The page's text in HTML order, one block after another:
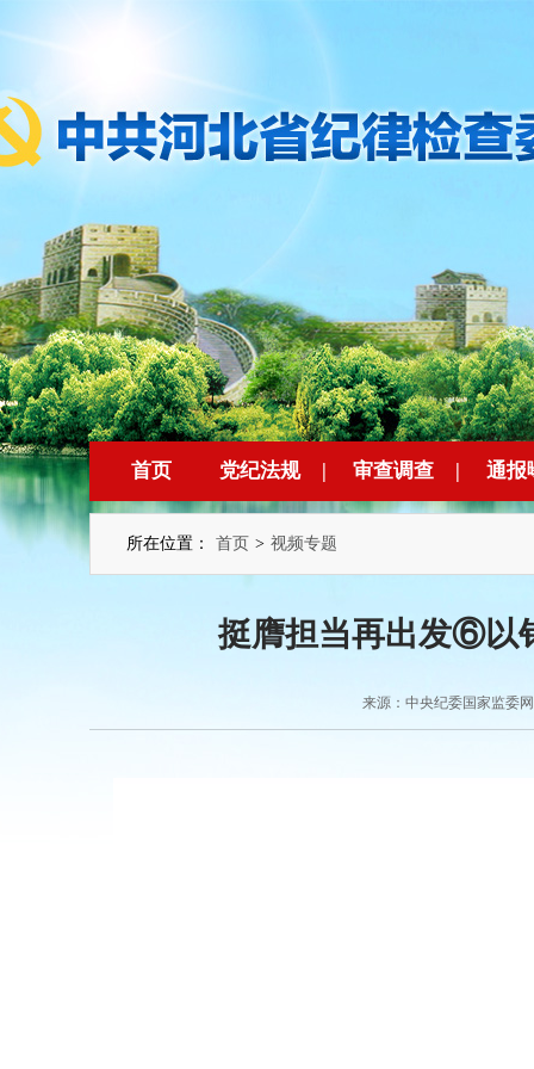
首页 党纪法规 | 审查调查 | 通报
所在位置： 首页 > 视频专题
挺膺担当再出发⑥以
来源：中央纪委国家监